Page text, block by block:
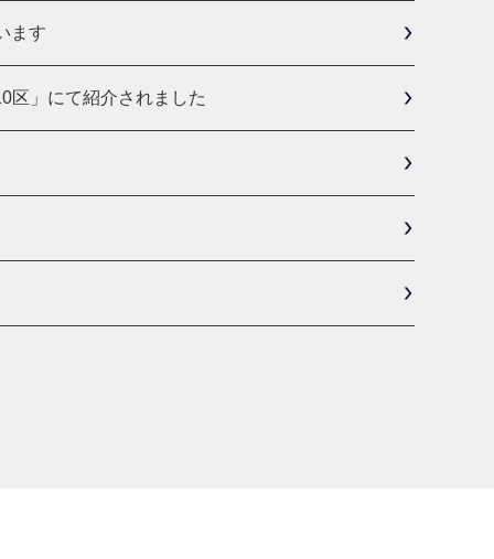
ます
区」にて紹介されました